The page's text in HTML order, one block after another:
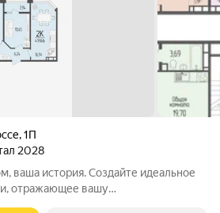
,1П
2028
ваша история. Создайте идеальное
отражающее вашу